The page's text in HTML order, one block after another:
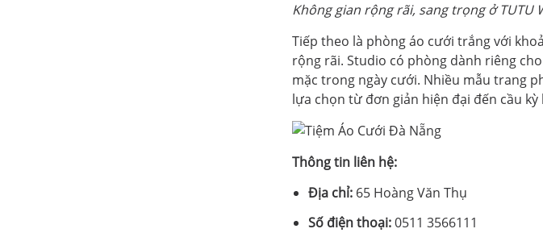
Không gian rộng rãi, sang trọng ở TUTU
Tiếp theo là phòng áo cưới trắng với
rộng rãi. Studio có phòng dành riêng
mặc trong ngày cưới. Nhiều mẫu trang
lựa chọn từ đơn giản hiện đại đến cầu kỳ
Thông tin liên hệ:
Địa chỉ: 65 Hoàng Văn Thụ
Số điện thoại:0511 3566111